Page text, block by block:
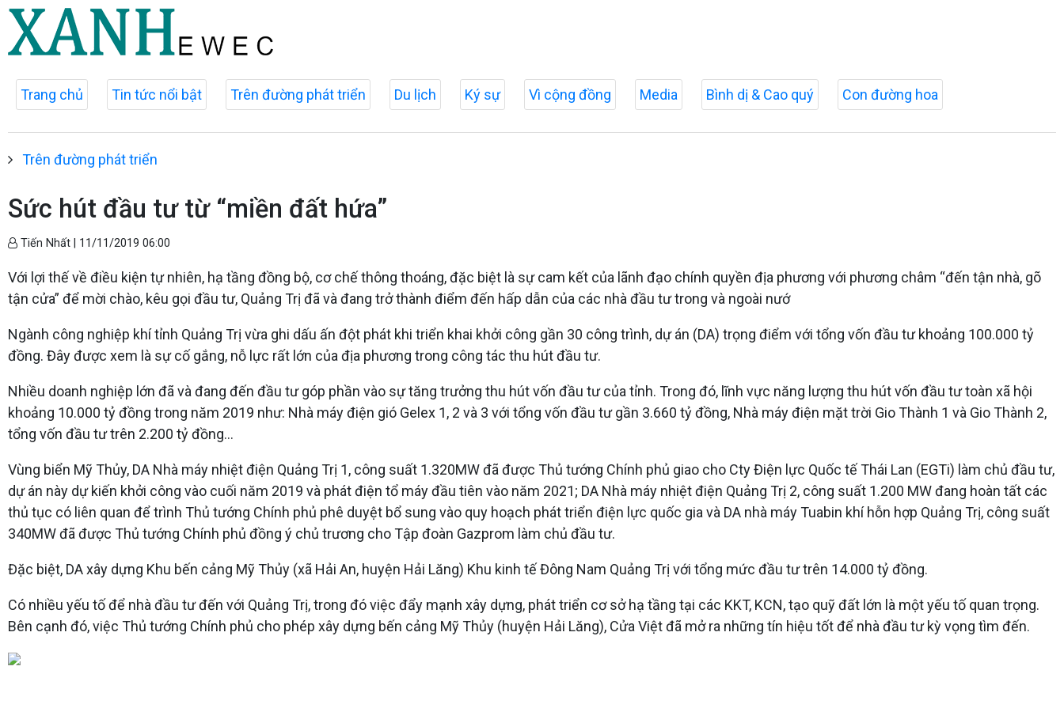
Trang chủ Tin tức nổi bật Trên đường phát triển Du lịch Ký sự Vì cộng đồng Media Bình dị & Cao quý Con đường hoa
Trên đường phát triển
Sức hút đầu tư từ “miền đất hứa”
Tiến Nhất | 11/11/2019 06:00
Với lợi thế về điều kiện tự nhiên, hạ tầng đồng bộ, cơ chế thông thoáng, đặc biệt là sự cam kết của lãnh đạo chính quyền địa phương với phương châm “đến tận nhà, gõ
tận cửa” để mời chào, kêu gọi đầu tư, Quảng Trị đã và đang trở thành điểm đến hấp dẫn của các nhà đầu tư trong và ngoài nướ
Ngành công nghiệp khí tỉnh Quảng Trị vừa ghi dấu ấn đột phát khi triển khai khởi công gần 30 công trình, dự án (DA) trọng điểm với tổng vốn đầu tư khoảng 100.000 tỷ
đồng. Đây được xem là sự cố gắng, nỗ lực rất lớn của địa phương trong công tác thu hút đầu tư.
Nhiều doanh nghiệp lớn đã và đang đến đầu tư góp phần vào sự tăng trưởng thu hút vốn đầu tư của tỉnh. Trong đó, lĩnh vực năng lượng thu hút vốn đầu tư toàn xã hội
khoảng 10.000 tỷ đồng trong năm 2019 như: Nhà máy điện gió Gelex 1, 2 và 3 với tổng vốn đầu tư gần 3.660 tỷ đồng, Nhà máy điện mặt trời Gio Thành 1 và Gio Thành 2,
tổng vốn đầu tư trên 2.200 tỷ đồng…
Vùng biển Mỹ Thủy, DA Nhà máy nhiệt điện Quảng Trị 1, công suất 1.320MW đã được Thủ tướng Chính phủ giao cho Cty Điện lực Quốc tế Thái Lan (EGTi) làm chủ đầu tư,
dự án này dự kiến khởi công vào cuối năm 2019 và phát điện tổ máy đầu tiên vào năm 2021; DA Nhà máy nhiệt điện Quảng Trị 2, công suất 1.200 MW đang hoàn tất các
thủ tục có liên quan để trình Thủ tướng Chính phủ phê duyệt bổ sung vào quy hoạch phát triển điện lực quốc gia và DA nhà máy Tuabin khí hỗn hợp Quảng Trị, công suất
340MW đã được Thủ tướng Chính phủ đồng ý chủ trương cho Tập đoàn Gazprom làm chủ đầu tư.
Đặc biệt, DA xây dựng Khu bến cảng Mỹ Thủy (xã Hải An, huyện Hải Lăng) Khu kinh tế Đông Nam Quảng Trị với tổng mức đầu tư trên 14.000 tỷ đồng.
Có nhiều yếu tố để nhà đầu tư đến với Quảng Trị, trong đó việc đẩy mạnh xây dựng, phát triển cơ sở hạ tầng tại các KKT, KCN, tạo quỹ đất lớn là một yếu tố quan trọng.
Bên cạnh đó, việc Thủ tướng Chính phủ cho phép xây dựng bến cảng Mỹ Thủy (huyện Hải Lăng), Cửa Việt đã mở ra những tín hiệu tốt để nhà đầu tư kỳ vọng tìm đến.